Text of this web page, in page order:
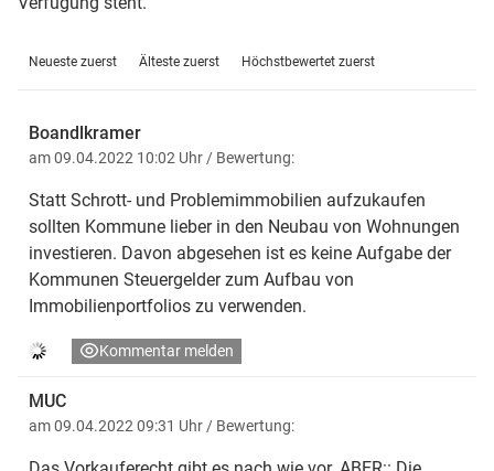
Neueste zuerst Älteste zuerst Höchstbewertet zuerst
Boandlkramer
am 09.04.2022 10:02 Uhr / Bewertung:
Statt Schrott- und Problemimmobilien aufzukaufen
sollten Kommune lieber in den Neubau von Wohnungen
investieren. Davon abgesehen ist es keine Aufgabe der
Kommunen Steuergelder zum Aufbau von
Immobilienportfolios zu verwenden.
Kommentar melden
MUC
am 09.04.2022 09:31 Uhr / Bewertung: